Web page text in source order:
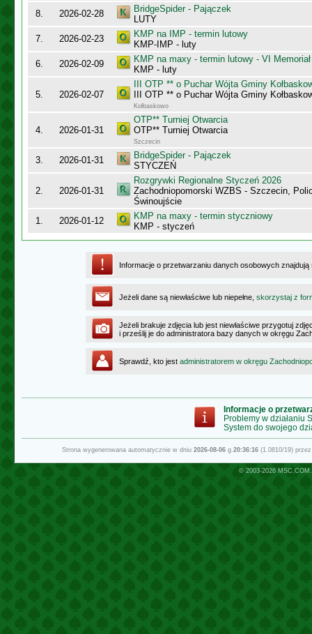
8.
2026-02-28
BridgeSpider - Pajączek
LUTY
7.
2026-02-23
KMP na IMP - termin lutowy
KMP-IMP - luty
6.
2026-02-09
KMP na maxy - termin lutowy - VI
KMP - luty
5. 2026-02-07
III OTP ** o Puchar Wójta Gminy
III OTP ** o Puchar Wójta Gminy
Kołbaskowo
4. 2026-01-31
OTP** Turniej Otwarcia
OTP** Turniej Otwarcia
Szczecin
3. 2026-01-31
BridgeSpider - Pajączek
STYCZEŃ
2. 2026-01-31
Rozgrywki Regionalne Styczeń 2026
Zachodniopomorski WZBS - Szczecin,
Świnoujście
1.
2026-01-12
KMP na maxy - termin styczniowy
KMP - styczeń
Informacje o przetwarzaniu danych osobowych
Jeżeli dane są niewłaściwe lub niepełne, skorzystaj z
Jeżeli brakuje zdjęcia lub jest niewłaściwe przygotuj
i prześlij je do administratora bazy danych w okręgu
Sprawdź, kto jest administratorem w okręgu
Informacje o
Problemy w działaniu
System do swojego
Strona wygenerowana automatycznie w dniu 2026-08-06g.20:36:16(1.0810/19)
© 2003-2026